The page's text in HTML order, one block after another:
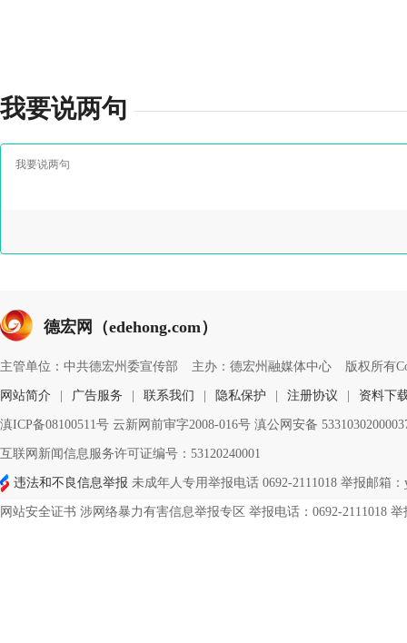
我要说两句
德宏网（edehong.com）
主管单位：中共德宏州委宣传部 主办：德宏州融媒体中心 版权所有
网站简介 广告服务 联系我们 隐私保护 注册协议 资料下
滇ICP备08100511号 云新网前审字2008-016号 滇公网安备
互联网新闻信息服务许可证编号：53120240001
违法和不良信息举报 未成年人专用举报电话 0692-2111018 举报邮箱：
网站安全证书 涉网络暴力有害信息举报专区 举报电话：0692-2111018 举